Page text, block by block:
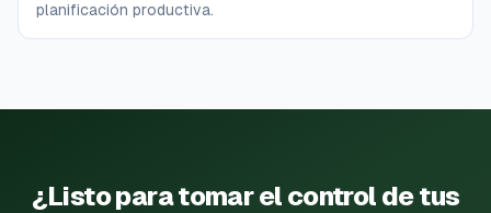
planificación productiva.
¿Listo para tomar el control de tus